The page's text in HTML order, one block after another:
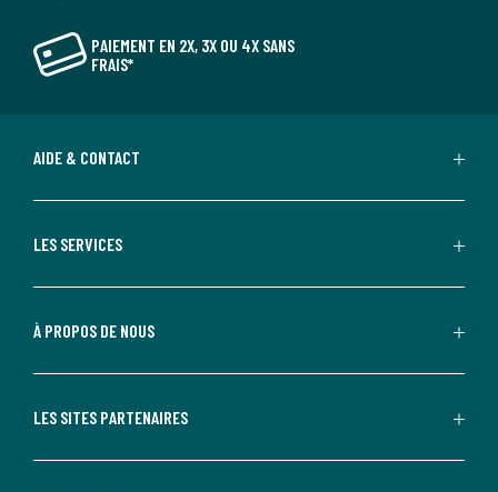
PAIEMENT EN 2X, 3X OU 4X SANS
FRAIS*
AIDE & CONTACT
LES SERVICES
À PROPOS DE NOUS
LES SITES PARTENAIRES